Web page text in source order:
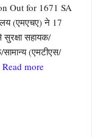
Out for 1671 SA
(एमएचए) ने 17
सहायक/
सामान्य (एमटीएस/
Read more